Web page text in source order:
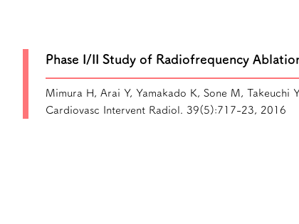
Phase I/II Study of Radiofrequency
Mimura H, Arai Y, Yamakado K, Sone M, Takeuchi
Cardiovasc Intervent Radiol. 39(5):717-23, 2016